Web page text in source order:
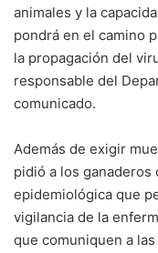
animales y la
pondrá en el camino
la propagación del
responsable del
comunicado.
Además de exigir
pidió a los
epidemiológica que
vigilancia de la
que comuniquen a